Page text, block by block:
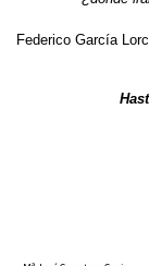
Federico García